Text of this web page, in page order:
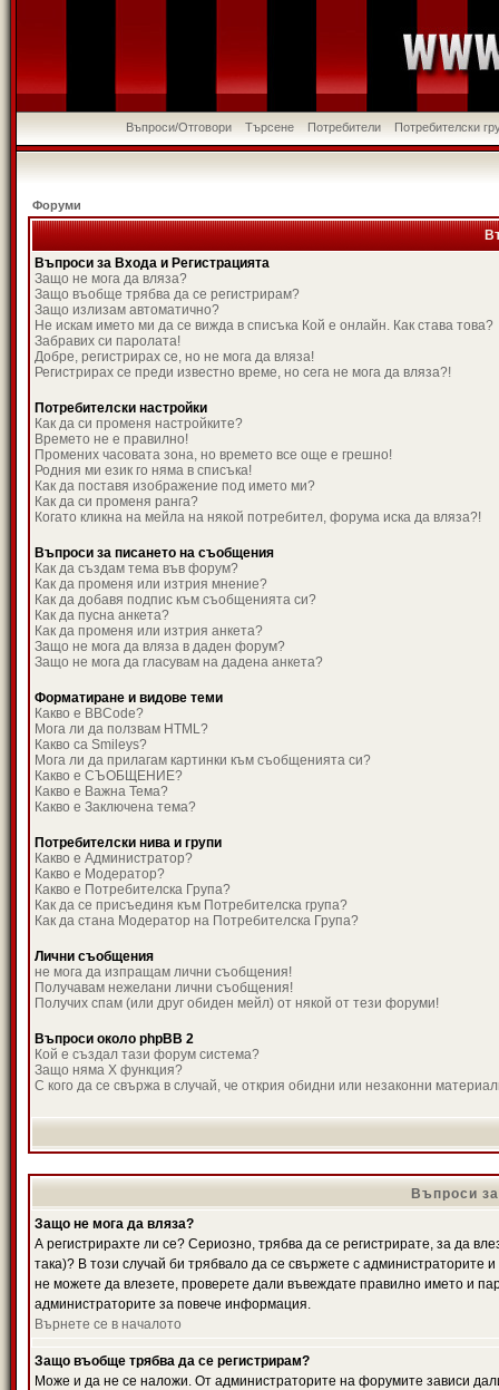
Въпроси/Отговори Търсене Потребители Потребителски
Форуми
Въпроси за Входа и Регистрацията
Защо не мога да вляза?
Защо въобще трябва да се регистрирам?
Защо излизам автоматично?
Не искам името ми да се вижда в списъка Кой е онлайн. Как става това?
Забравих си паролата!
Добре, регистрирах се, но не мога да вляза!
Регистрирах се преди известно време, но сега не мога да вляза?!
Потребителски настройки
Как да си променя настройките?
Времето не е правилно!
Промених часовата зона, но времето все още е грешно!
Родния ми език го няма в списъка!
Как да поставя изображение под името ми?
Как да си променя ранга?
Когато кликна на мейла на някой потребител, форума иска да вляза?!
Въпроси за писането на съобщения
Как да създам тема във форум?
Как да променя или изтрия мнение?
Как да добавя подпис към съобщенията си?
Как да пусна анкета?
Как да променя или изтрия анкета?
Защо не мога да вляза в даден форум?
Защо не мога да гласувам на дадена анкета?
Форматиране и видове теми
Какво е BBCode?
Мога ли да ползвам HTML?
Какво са Smileys?
Мога ли да прилагам картинки към съобщенията си?
Какво е СЪОБЩЕНИЕ?
Какво е Важна Тема?
Какво е Заключена тема?
Потребителски нива и групи
Какво е Администратор?
Какво е Модератор?
Какво е Потребителска Група?
Как да се присъединя към Потребителска група?
Как да стана Модератор на Потребителска Група?
Лични съобщения
не мога да изпращам лични съобщения!
Получавам нежелани лични съобщения!
Получих спам (или друг обиден мейл) от някой от тези форуми!
Въпроси около phpBB 2
Кой е създал тази форум система?
Защо няма X функция?
С кого да се свържа в случай, че открия обидни или незаконни
Въпроси
Защо не мога да вляза?
А регистрирахте ли се? Сериозно, трябва да се регистрирате, за да
така)? В този случай би трябвало да се свържете с администраторите
не можете да влезете, проверете дали въвеждате правилно името и
администраторите за повече информация.
Върнете се в началото
Защо въобще трябва да се регистрирам?
Може и да не се наложи. От администраторите на форумите зависи